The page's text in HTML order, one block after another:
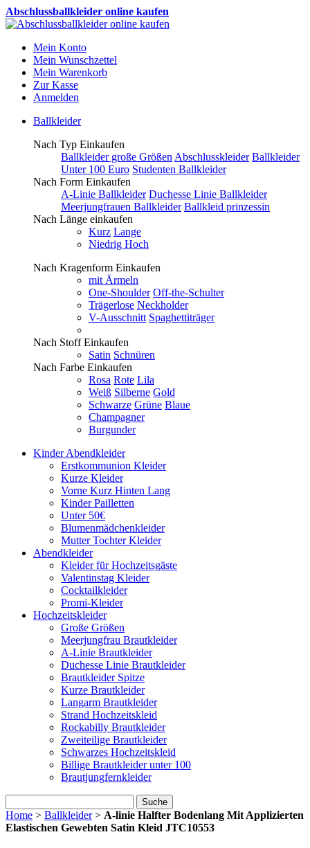
Abschlussballkleider online kaufen
Mein Konto
Mein Wunschzettel
Mein Warenkorb
Zur Kasse
Anmelden
Ballkleider
Nach Typ Einkaufen
Ballkleider große Größen Abschlusskleider Ballkleider
Unter 100 Euro Studenten Ballkleider
Nach Form Einkaufen
A-Linie Ballkleider Duchesse Linie Ballkleider
Meerjungfrauen Ballkleider Ballkleid prinzessin
Nach Länge einkaufen
Kurz Lange
Niedrig Hoch
Nach Kragenform Einkaufen
mit Ärmeln
One-Shoulder Off-the-Schulter
Trägerlose Neckholder
V-Ausschnitt Spaghettiträger
Nach Stoff Einkaufen
Satin Schnüren
Nach Farbe Einkaufen
Rosa Rote Lila
Weiß Silberne Gold
Schwarze Grüne Blaue
Champagner
Burgunder
Kinder Abendkleider
Erstkommunion Kleider
Kurze Kleider
Vorne Kurz Hinten Lang
Kinder Pailletten
Unter 50€
Blumenmädchenkleider
Mutter Tochter Kleider
Abendkleider
Kleider für Hochzeitsgäste
Valentinstag Kleider
Cocktailkleider
Promi-Kleider
Hochzeitskleider
Große Größen
Meerjungfrau Brautkleider
A-Linie Brautkleider
Duchesse Linie Brautkleider
Brautkleider Spitze
Kurze Brautkleider
Langarm Brautkleider
Strand Hochzeitskleid
Rockabilly Brautkleider
Zweiteilige Brautkleider
Schwarzes Hochzeitskleid
Billige Brautkleider unter 100
Brautjungfernkleider
Suche
Home > Ballkleider> A-linie Halfter Bodenlang Mit Applizierten
Elastischen Gewebten Satin Kleid JTC10553